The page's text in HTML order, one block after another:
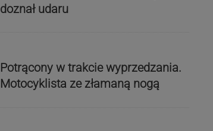
doznał udaru
Potrącony w trakcie wyprzedzania.
Motocyklista ze złamaną nogą